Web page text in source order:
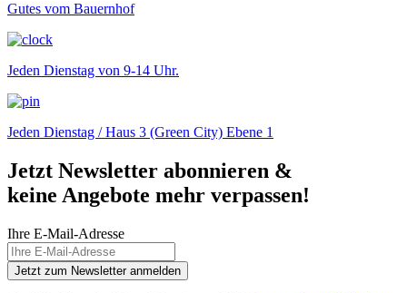
Gutes vom Bauernhof
Jeden Dienstag von 9-14 Uhr.
Jeden Dienstag / Haus 3 (Green City) Ebene 1
Jetzt Newsletter abonnieren &
keine Angebote mehr verpassen!
Ihre E-Mail-Adresse
Jetzt zum Newsletter anmelden